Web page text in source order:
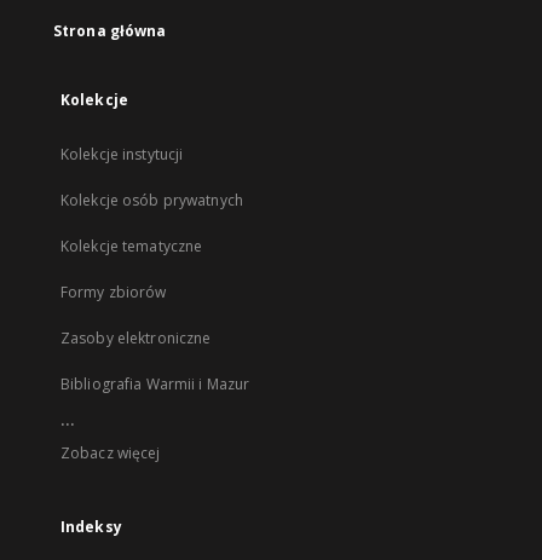
Strona główna
Kolekcje
Kolekcje instytucji
Kolekcje osób prywatnych
Kolekcje tematyczne
Formy zbiorów
Zasoby elektroniczne
Bibliografia Warmii i Mazur
...
Zobacz więcej
Indeksy